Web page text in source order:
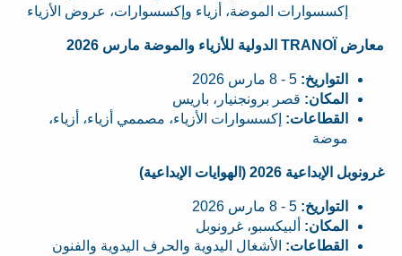
إكسسوارات الموضة، أزياء وإكسسوارات، عروض الأزياء
معارض TRANOÏ الدولية للأزياء والموضة مارس 2026
التواريخ:
المكان: قصر برونجنيار، باريس
القطاعات: إكسسوارات الأزياء، مصممي أزياء، أزياء،
موضة
غرونوبل الإبداعية 2026 (الهوايات الإبداعية)
التواريخ:
المكان: ألبيكسبو، غرونوبل
القطاعات: الأشغال اليدوية والحرف اليدوية والفنون